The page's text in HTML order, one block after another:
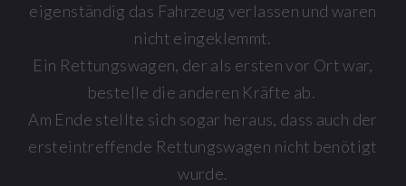
eigenständig das Fahrzeug verlassen und waren
nicht eingeklemmt.
Ein Rettungswagen, der als ersten vor Ort war,
bestelle die anderen Kräfte ab.
Am Ende stellte sich sogar heraus, dass auch der
ersteintreffende Rettungswagen nicht benötigt
wurde.